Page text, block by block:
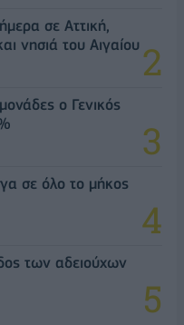
σε Αττική,
νησιά του Αιγαίου
ο Γενικός
σε όλο το μήκος
των αδειούχων